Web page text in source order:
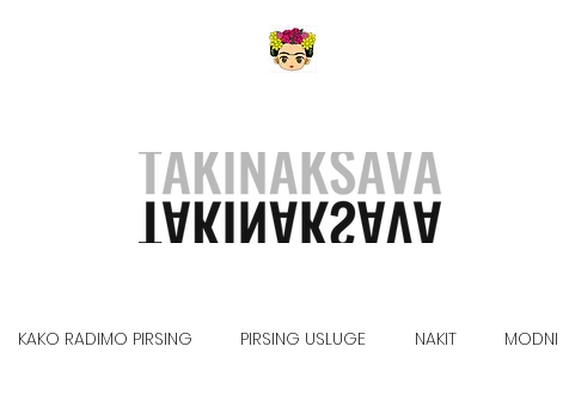
KAKO RADIMO PIRSING PIRSING USLUGE NAKIT MODNI